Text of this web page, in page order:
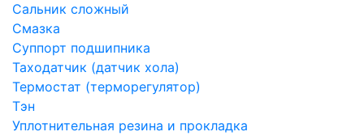
Сальник сложный
Смазка
Суппорт подшипника
Таходатчик (датчик хола)
Термостат (терморегулятор)
Тэн
Уплотнительная резина и прокладка